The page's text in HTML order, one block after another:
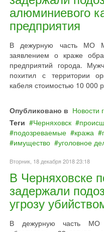
алюминиевого
предприятия
В дежурную часть МО
заявлением о краже
предприятий города.
похитил с территории
кабеля стоимостью 10 000
Опубликовано в Новости
Теги
Черняховск
подозреваемые
кража
имущество
уголовное
Вторник, 18 декабря 2018 23:18
В Черняховске
задержали
угрозу
В дежурную часть МО